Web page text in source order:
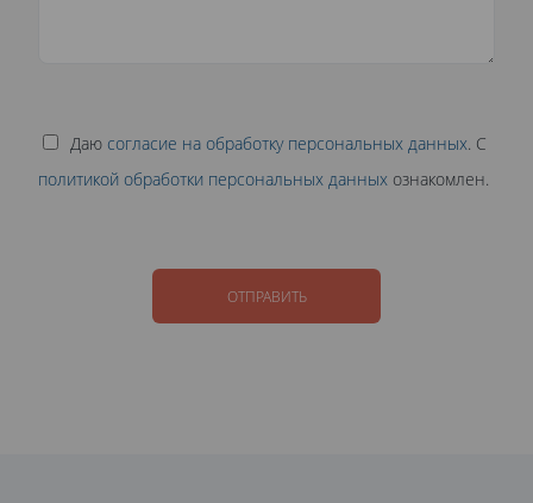
Даю согласие на обработку персональных данных. С
политикой обработки персональных данных ознакомлен.
ОТПРАВИТЬ